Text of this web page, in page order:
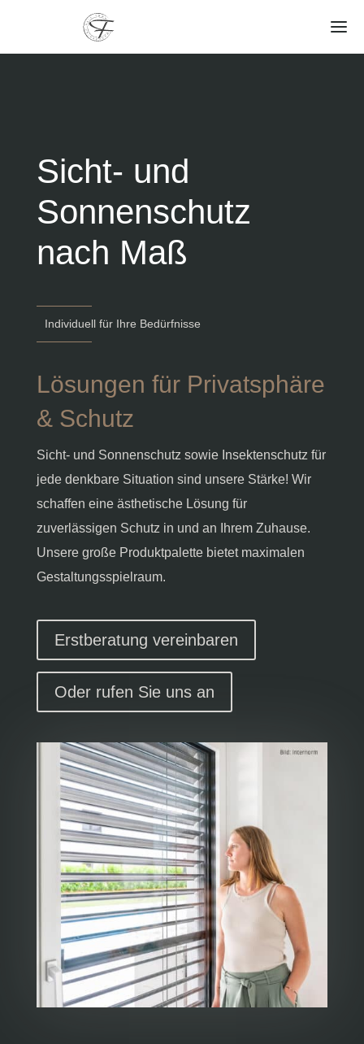
Sicht- und
Sonnenschutz
nach Maß
Individuell für Ihre Bedürfnisse
Lösungen für Privatsphäre
& Schutz
Sicht- und Sonnenschutz sowie Insektenschutz für
jede denkbare Situation sind unsere Stärke! Wir
schaffen eine ästhetische Lösung für
zuverlässigen Schutz in und an Ihrem Zuhause.
Unsere große Produktpalette bietet maximalen
Gestaltungsspielraum.
Erstberatung vereinbaren
Oder rufen Sie uns an